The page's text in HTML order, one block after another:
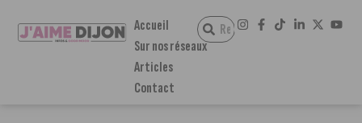
Accueil
Sur nos réseaux
Articles
Contact